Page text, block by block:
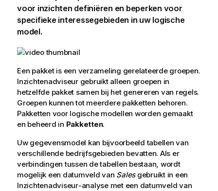
voor inzichten definiëren en beperken voor
specifieke interessegebieden in uw logische
model.
Een pakket is een verzameling gerelateerde groepen.
Inzichtenadviseur gebruikt alleen groepen in
hetzelfde pakket samen bij het genereren van regels.
Groepen kunnen tot meerdere pakketten behoren.
Pakketten voor logische modellen worden gemaakt
en beheerd in Pakketten.
Uw gegevensmodel kan bijvoorbeeld tabellen van
verschillende bedrijfsgebieden bevatten. Als er
verbindingen tussen de tabellen bestaan, wordt
mogelijk een datumveld van Salesgebruikt in een
Inzichtenadviseur-analyse met een datumveld van